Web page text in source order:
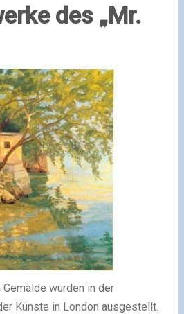
des „Mr.
wurden in der
Künste in London ausgestellt.